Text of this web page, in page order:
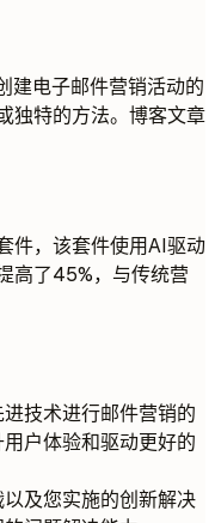
建电子邮件营销活动的
独特的方法。博客文章
件，该套件使用AI驱动
高了45%，与传统营
技术进行邮件营销的
户体验和驱动更好的
及您实施的创新解决